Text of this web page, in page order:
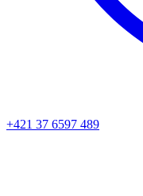
+421 37 6597 489